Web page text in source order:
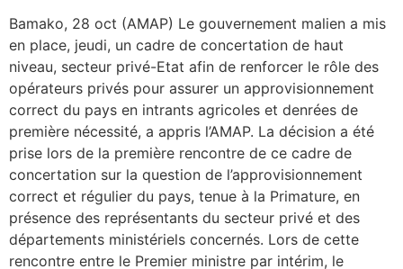
Bamako, 28 oct (AMAP) Le gouvernement malien a mis
en place, jeudi, un cadre de concertation de haut
niveau, secteur privé-Etat afin de renforcer le rôle des
opérateurs privés pour assurer un approvisionnement
correct du pays en intrants agricoles et denrées de
première nécessité, a appris l’AMAP. La décision a été
prise lors de la première rencontre de ce cadre de
concertation sur la question de l’approvisionnement
correct et régulier du pays, tenue à la Primature, en
présence des représentants du secteur privé et des
départements ministériels concernés. Lors de cette
rencontre entre le Premier ministre par intérim, le